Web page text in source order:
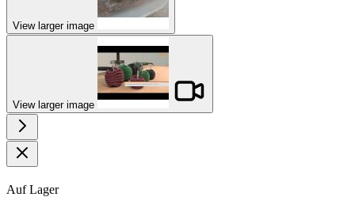
View larger image
View larger image
Auf Lager